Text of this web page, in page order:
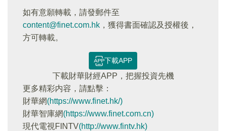
如有意願轉載，請發郵件至
content@finet.com.hk ，獲得書面確認及授權後，
方可轉載。
下載APP
下載財華財經APP，把握投資先機
更多精彩内容，請點擊：
財華網(https://www.finet.hk/)
財華智庫網(https://www.finet.com.cn)
現代電視FINTV(http://www.fintv.hk)